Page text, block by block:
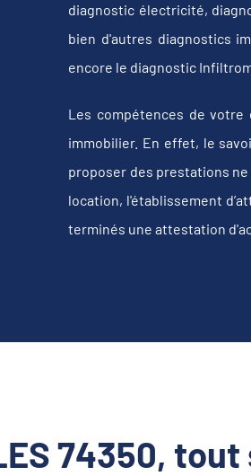
diagnostic électricité,
bien d'autres diagnostics
encore le diagnostic
Les compétences de votre
immobilier. En effet, le
proposer des prestations
location, l'établissement
terminés une attestation
74350,